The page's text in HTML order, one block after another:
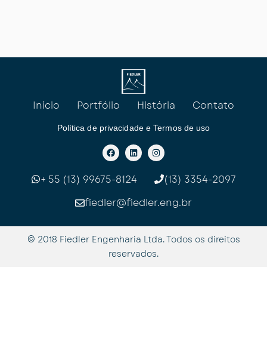
Início Portfólio História Contato
Política de privacidade e Termos de uso
a
c
b
o
k
i
n
e
d
n
n
s
a
g
a
m
+ 55 (13) 99675-8124
(13) 3354-2097
fiedler@fiedler.eng.br
© 2018 Fiedler Engenharia Ltda. Todos os direitos
reservados.